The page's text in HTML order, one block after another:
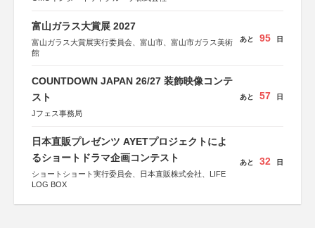
富山ガラス大賞展 2027
富山ガラス大賞展実行委員会、富山市、富山市ガラス美術
館
あと 95 日
COUNTDOWN JAPAN 26/27 装飾映像コンテ
スト
Jフェス事務局
あと 57 日
日本直販プレゼンツ AYETプロジェクトによ
るショートドラマ企画コンテスト
ショートショート実行委員会、日本直販株式会社、LIFE
LOG BOX
あと 32 日